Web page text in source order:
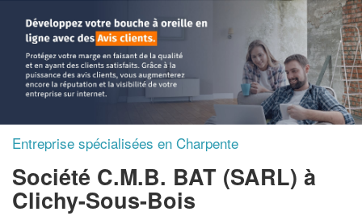
Entreprise spécialisées en Charpente
Société C.M.B. BAT (SARL) à
Clichy-Sous-Bois